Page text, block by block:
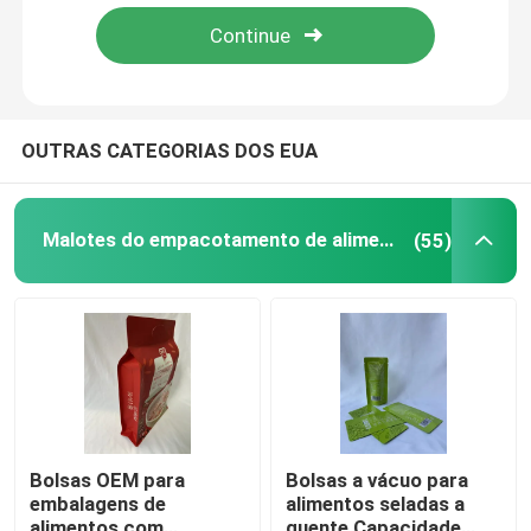
Excursão da fábrica
Controle da qualidade
Malotes do empacotamento de alimento
Bolsa de embalagem de bico
OUTRAS CATEGORIAS DOS EUA
Malotes do empacotamento de alimento (55)
Bolsas OEM para
embalagens de
Bolsas a vácuo para
alimentos seladas a